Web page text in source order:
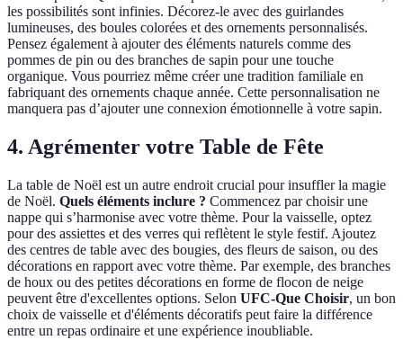
les possibilités sont infinies. Décorez-le avec des guirlandes
lumineuses, des boules colorées et des ornements personnalisés.
Pensez également à ajouter des éléments naturels comme des
pommes de pin ou des branches de sapin pour une touche
organique. Vous pourriez même créer une tradition familiale en
fabriquant des ornements chaque année. Cette personnalisation ne
manquera pas d’ajouter une connexion émotionnelle à votre sapin.
4. Agrémenter votre Table de Fête
La table de Noël est un autre endroit crucial pour insuffler la magie
de Noël. Quels éléments inclure ? Commencez par choisir une
nappe qui s’harmonise avec votre thème. Pour la vaisselle, optez
pour des assiettes et des verres qui reflètent le style festif. Ajoutez
des centres de table avec des bougies, des fleurs de saison, ou des
décorations en rapport avec votre thème. Par exemple, des branches
de houx ou des petites décorations en forme de flocon de neige
peuvent être d'excellentes options. Selon UFC-Que Choisir, un bon
choix de vaisselle et d'éléments décoratifs peut faire la différence
entre un repas ordinaire et une expérience inoubliable.